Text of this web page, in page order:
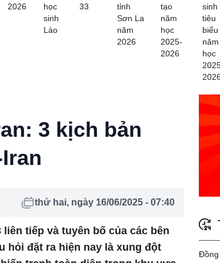
2026
học
sinh
Lào
33
tỉnh
Sơn La
năm
2026
tạo
năm
học
2025-
2026
sinh
tiêu
biểu
năm
học
3 kịch bản
thứ hai, ngày 16/06/2025 - 07:40
tiếp và tuyên bố của các bên
hỏi đặt ra hiện nay là xung đột
Đồng